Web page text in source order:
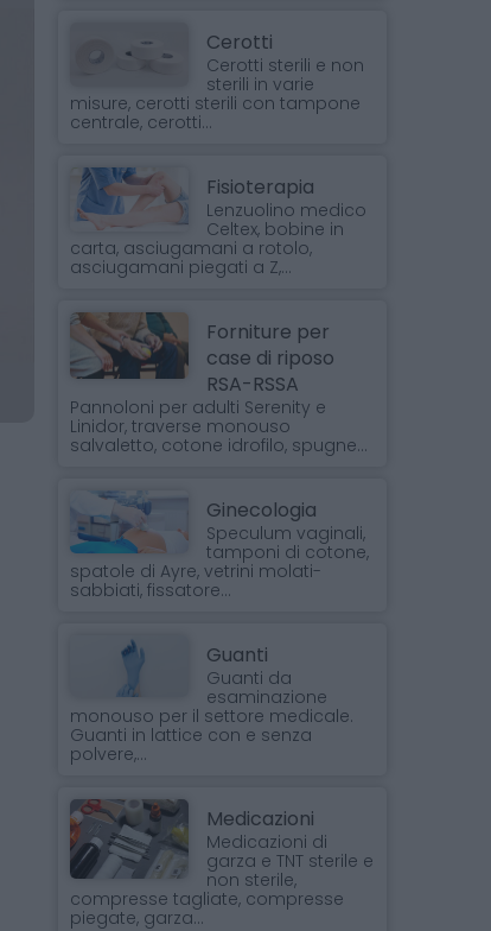
Cerotti
Cerotti sterili e non
sterili in varie
misure, cerotti sterili con tampone
centrale, cerotti...
Fisioterapia
Lenzuolino medico
Celtex, bobine in
carta, asciugamani a rotolo,
asciugamani piegati a Z,...
Forniture per
case di riposo
RSA-RSSA
Pannoloni per adulti Serenity e
Linidor, traverse monouso
salvaletto, cotone idrofilo, spugne...
Ginecologia
Speculum vaginali,
tamponi di cotone,
spatole di Ayre, vetrini molati-
sabbiati, fissatore...
Guanti
Guanti da
esaminazione
monouso per il settore medicale.
Guanti in lattice con e senza
polvere,...
Medicazioni
Medicazioni di
garza e TNT sterile e
non sterile,
compresse tagliate, compresse
piegate, garza...